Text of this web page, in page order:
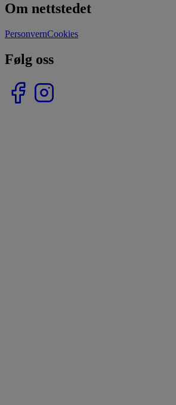
Om nettstedet
PersonvernCookies
Følg oss